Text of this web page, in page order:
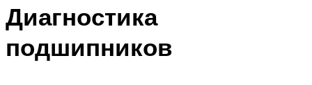
Диагностика
подшипников